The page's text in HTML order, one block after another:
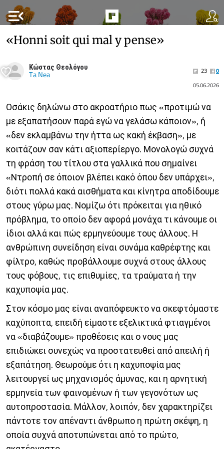
menu_open
«Honni soit qui mal y pense»
Κώστας Θεολόγου
Ta Nea 23
0
05.06.2026
Οσάκις δηλώνω στο ακροατήριο πως «προτιμώ να
με εξαπατήσουν παρά εγώ να γελάσω κάποιον», ή
«δεν εκλαμβάνω την ήττα ως κακή έκβαση», με
κοιτάζουν σαν κάτι αξιοπερίεργο. Μονολογώ συχνά
τη φράση του τίτλου στα γαλλικά που σημαίνει
«Ντροπή σε όποιον βλέπει κακό όπου δεν υπάρχει»,
διότι πολλά κακά αισθήματα και κίνητρα αποδίδουμε
στους γύρω μας. Νομίζω ότι πρόκειται για ηθικό
πρόβλημα, το οποίο δεν αφορά μονάχα τι κάνουμε οι
ίδιοι αλλά και πώς ερμηνεύουμε τους άλλους. Η
ανθρώπινη συνείδηση είναι συνάμα καθρέφτης και
φίλτρο, καθώς προβάλλουμε συχνά στους άλλους
τους φόβους, τις επιθυμίες, τα τραύματα ή την
καχυποψία μας.
Στον κόσμο μας είναι αναπόφευκτο να σκεφτόμαστε
καχύποπτα, επειδή είμαστε εξελικτικά φτιαγμένοι
να «διαβάζουμε» προθέσεις και ο νους μας
επιδιώκει συνεχώς να προστατευθεί από απειλή ή
εξαπάτηση. Θεωρούμε ότι η καχυποψία μας
λειτουργεί ως μηχανισμός άμυνας, και η αρνητική
ερμηνεία των φαινομένων ή των γεγονότων ως
αυτοπροστασία. Μάλλον, λοιπόν, δεν χαρακτηρίζει
πάντοτε τον απέναντι άνθρωπο η πρώτη σκέψη, η
οποία συχνά αποτυπώνεται από το πρώτο,